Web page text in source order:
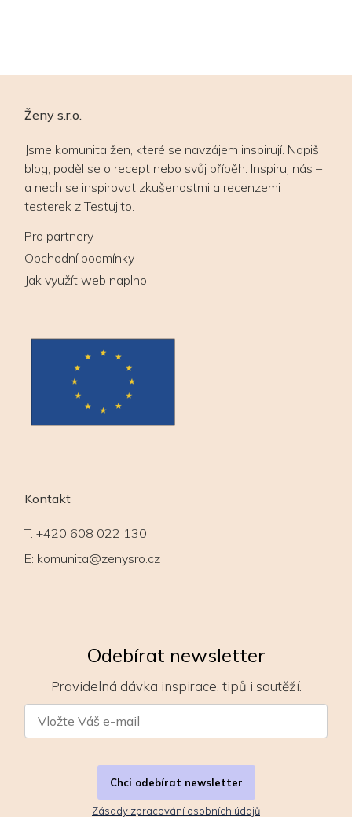
Ženy s.r.o.
Jsme komunita žen, které se navzájem inspirují. Napiš
blog, poděl se o recept nebo svůj příběh. Inspiruj nás –
a nech se inspirovat zkušenostmi a recenzemi
testerek z Testuj.to.
Pro partnery
Obchodní podmínky
Jak využít web naplno
Kontakt
T: +420 608 022 130
E: komunita@zenysro.cz
Odebírat newsletter
Pravidelná dávka inspirace, tipů i soutěží.
Chci odebírat newsletter
Zásady zpracování osobních údajů